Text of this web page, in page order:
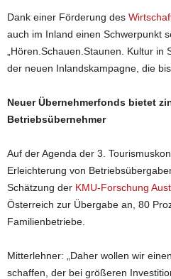
Dank einer Förderung des
auch im Inland einen Schwerpunkt
„Hören.Schauen.Staunen. Kultur
der neuen Inlandskampagne, die
Neuer Übernehmerfonds bietet
Betriebsübernehmer
Auf der Agenda der 3.
Erleichterung von
Schätzung der KMU-Forschung
Österreich zur Übergabe an, 80
Familienbetriebe.
Mitterlehner: „Daher wollen wir
schaffen, der bei größeren